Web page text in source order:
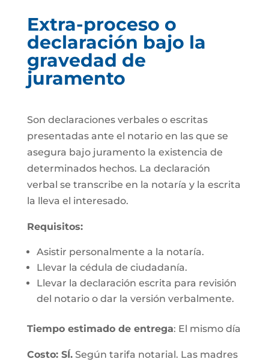
Extra-proceso o
declaración bajo la
gravedad de
juramento
Son declaraciones verbales o escritas
presentadas ante el notario en las que se
asegura bajo juramento la existencia de
determinados hechos. La declaración
verbal se transcribe en la notaría y la escrita
la lleva el interesado.
Requisitos:
Asistir personalmente a la notaría.
Llevar la cédula de ciudadanía.
Llevar la declaración escrita para revisión
del notario o dar la versión verbalmente.
Tiempo estimado de entrega: El mismo día
Costo: SÍ.Según tarifa notarial. Las madres